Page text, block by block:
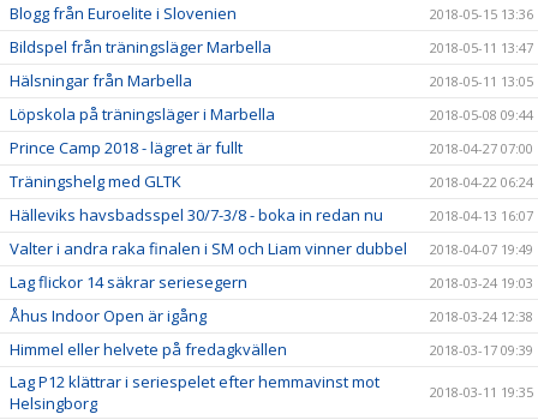
Blogg från Euroelite i Slovenien 2018-05-15 13:36
Bildspel från träningsläger Marbella 2018-05-11 13:47
Hälsningar från Marbella 2018-05-11 13:05
Löpskola på träningsläger i Marbella 2018-05-08 09:44
Prince Camp 2018 - lägret är fullt 2018-04-27 07:00
Träningshelg med GLTK 2018-04-22 06:24
Hälleviks havsbadsspel 30/7-3/8 - boka in redan nu 2018-04-13 16:07
Valter i andra raka finalen i SM och Liam vinner dubbel 2018-04-07 19:49
Lag flickor 14 säkrar seriesegern 2018-03-24 19:03
Åhus Indoor Open är igång 2018-03-24 12:38
Himmel eller helvete på fredagkvällen 2018-03-17 09:39
Lag P12 klättrar i seriespelet efter hemmavinst mot
Helsingborg
2018-03-11 19:35